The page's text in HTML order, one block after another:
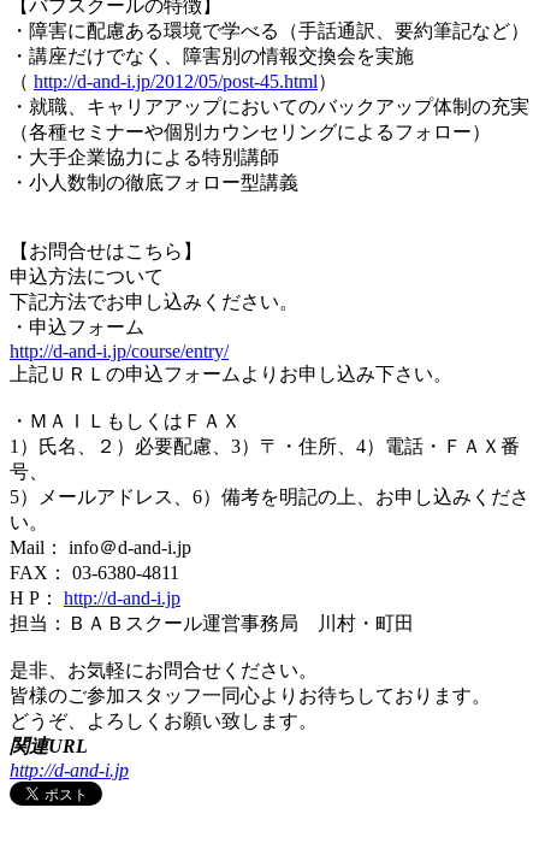
【バブスクールの特徴】
・障害に配慮ある環境で学べる（手話通訳、要約筆記など）
・講座だけでなく、障害別の情報交換会を実施
（ http://d-and-i.jp/2012/05/post-45.html）
・就職、キャリアアップにおいてのバックアップ体制の充実
（各種セミナーや個別カウンセリングによるフォロー）
・大手企業協力による特別講師
・小人数制の徹底フォロー型講義
【お問合せはこちら】
申込方法について
下記方法でお申し込みください。
・申込フォーム
http://d-and-i.jp/course/entry/
上記ＵＲＬの申込フォームよりお申し込み下さい。
・ＭＡＩＬもしくはＦＡＸ
1）氏名、２）必要配慮、3）〒・住所、4）電話・ＦＡＸ番
号、
5）メールアドレス、6）備考を明記の上、お申し込みくださ
い。
Mail： info＠d-and-i.jp
FAX： 03-6380-4811
H P： http://d-and-i.jp
担当：ＢＡＢスクール運営事務局 川村・町田
是非、お気軽にお問合せください。
皆様のご参加スタッフ一同心よりお待ちしております。
どうぞ、よろしくお願い致します。
関連URL
http://d-and-i.jp